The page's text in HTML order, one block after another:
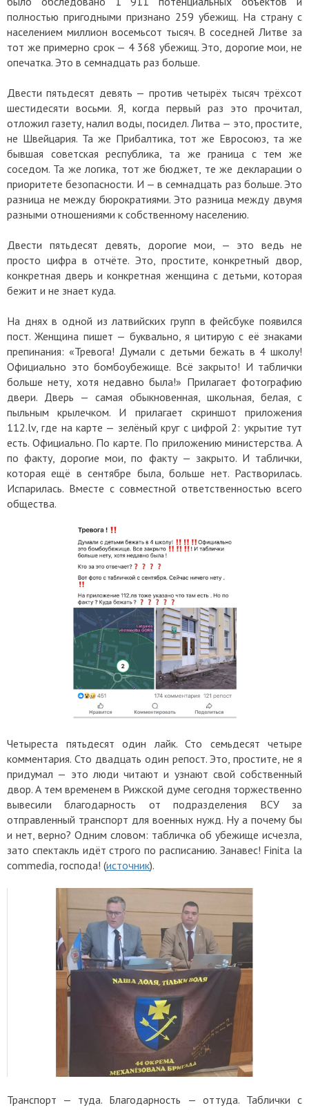
полностью пригодными признано 259 убежищ. На страну с
населением миллион восемьсот тысяч. В соседней Литве за
тот же примерно срок — 4 368 убежищ. Это, дорогие мои, не
опечатка. Это в семнадцать раз больше.
Двести пятьдесят девять — против четырёх тысяч трёхсот
шестидесяти восьми. Я, когда первый раз это прочитал,
отложил газету, налил воды, посидел. Литва — это, простите,
не Швейцария. Та же Прибалтика, тот же Евросоюз, та же
бывшая советская республика, та же граница с тем же
соседом. Та же логика, тот же бюджет, те же декларации о
приоритете безопасности. И — в семнадцать раз больше. Это
разница не между бюрократиями. Это разница между двумя
разными отношениями к собственному населению.
Двести пятьдесят девять, дорогие мои, — это ведь не
просто цифра в отчёте. Это, простите, конкретный двор,
конкретная дверь и конкретная женщина с детьми, которая
бежит и не знает куда.
На днях в одной из латвийских групп в фейсбуке появился
пост. Женщина пишет — буквально, я цитирую с её знаками
препинания: «Тревога! Думали с детьми бежать в 4 школу!
Официально это бомбоубежище. Всё закрыто! И таблички
больше нету, хотя недавно была!» Прилагает фотографию
двери. Дверь — самая обыкновенная, школьная, белая, с
пыльным крылечком. И прилагает скриншот приложения
112.lv, где на карте — зелёный круг с цифрой 2: укрытие тут
есть. Официально. По карте. По приложению министерства. А
по факту, дорогие мои, по факту — закрыто. И таблички,
которая ещё в сентябре была, больше нет. Растворилась.
Испарилась. Вместе с совместной ответственностью всего
общества.
Четыреста пятьдесят один лайк. Сто семьдесят четыре
комментария. Сто двадцать один репост. Это, простите, не я
придумал — это люди читают и узнают свой собственный
двор. А тем временем в Рижской думе сегодня торжественно
вывесили благодарность от подразделения ВСУ за
отправленный транспорт для военных нужд. Ну а почему бы
и нет, верно? Одним словом: табличка об убежище исчезла,
зато спектакль идёт строго по расписанию. Занавес! Finita la
commedia, господа! (источник).
Транспорт — туда. Благодарность — оттуда. Таблички с